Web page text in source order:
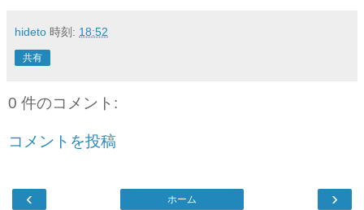
hideto 時刻: 18:52
共有
0 件のコメント:
コメントを投稿
‹ ›
ホーム